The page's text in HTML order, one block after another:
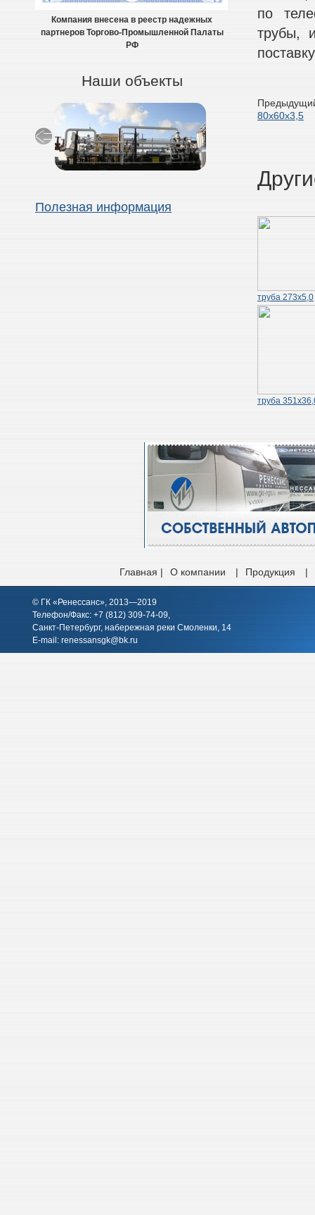
Компания внесена в реестр надежных
партнеров Торгово-Промышленной Палаты
РФ
Наши объекты
Полезная информация
по
трубы,
80х60х3,5
труба 273х5,0
труба
Главная | О компании | Продукция |
© ГК «Ренессанс», 2013—2019
Телефон/Факс: +7 (812) 309-74-09,
Санкт-Петербург, набережная реки Смоленки, 14
E-mail: renessansgk@bk.ru